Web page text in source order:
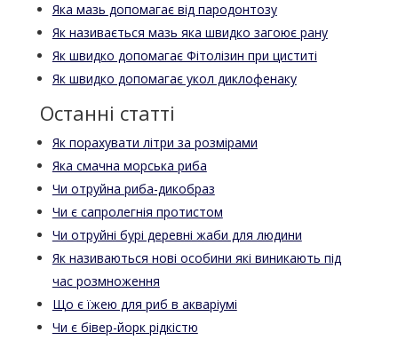
Яка мазь допомагає від пародонтозу
Як називається мазь яка швидко загоює рану
Як швидко допомагає Фітолізин при циститі
Як швидко допомагає укол диклофенаку
Останні статті
Як порахувати літри за розмірами
Яка смачна морська риба
Чи отруйна риба-дикобраз
Чи є сапролегнія протистом
Чи отруйні бурі деревні жаби для людини
Як називаються нові особини які виникають під
час розмноження
Що є їжею для риб в акваріумі
Чи є бівер-йорк рідкістю